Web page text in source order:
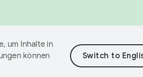
um Inhalte in
können